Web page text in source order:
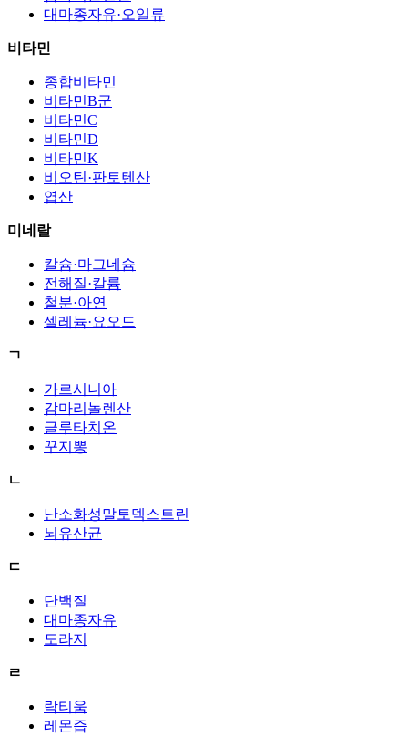
대마종자유·오일류
비타민
종합비타민
비타민B군
비타민C
비타민D
비타민K
비오틴·판토텐산
엽산
미네랄
칼슘·마그네슘
전해질·칼륨
철분·아연
셀레늄·요오드
ㄱ
가르시니아
감마리놀렌산
글루타치온
꾸지뽕
ㄴ
난소화성말토덱스트린
뇌유산균
ㄷ
단백질
대마종자유
도라지
ㄹ
락티움
레몬즙